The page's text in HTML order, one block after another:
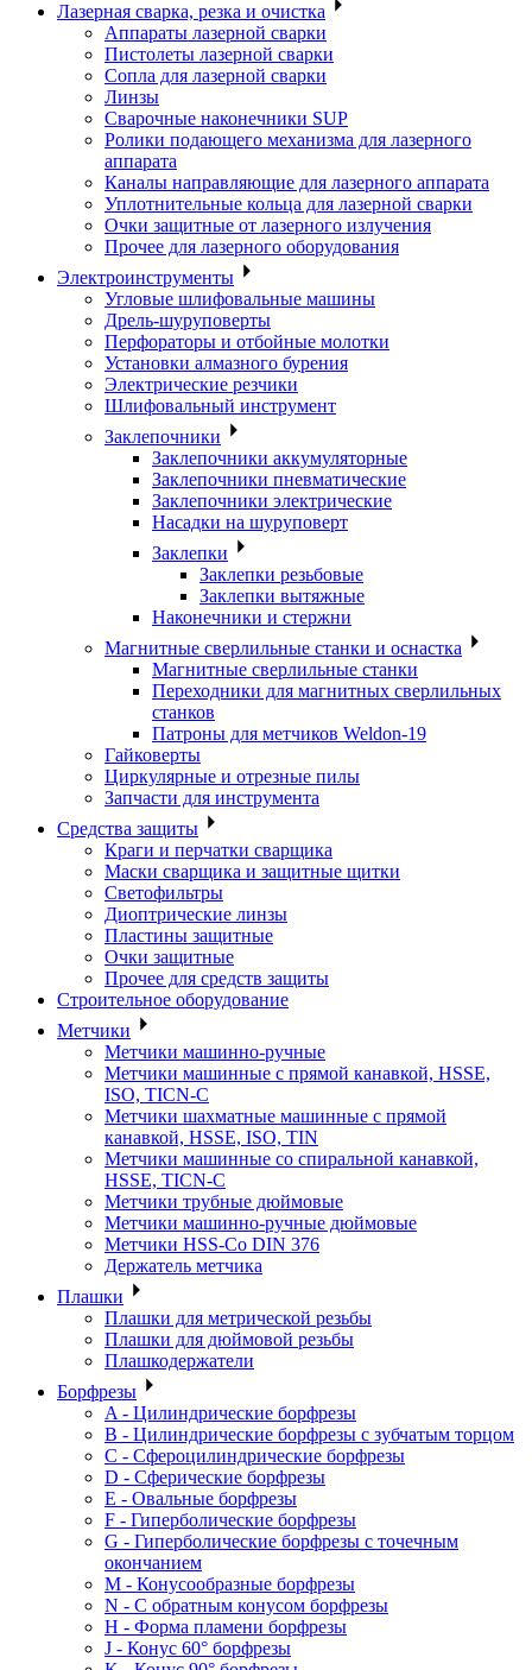
Лазерная сварка, резка и очистка
Аппараты лазерной сварки
Пистолеты лазерной сварки
Сопла для лазерной сварки
Линзы
Сварочные наконечники SUP
Ролики подающего механизма для лазерного
аппарата
Каналы направляющие для лазерного аппарата
Уплотнительные кольца для лазерной сварки
Очки защитные от лазерного излучения
Прочее для лазерного оборудования
Электроинструменты
Угловые шлифовальные машины
Дрель-шуруповерты
Перфораторы и отбойные молотки
Установки алмазного бурения
Электрические резчики
Шлифовальный инструмент
Заклепочники
Заклепочники аккумуляторные
Заклепочники пневматические
Заклепочники электрические
Насадки на шуруповерт
Заклепки
Заклепки резьбовые
Заклепки вытяжные
Наконечники и стержни
Магнитные сверлильные станки и оснастка
Магнитные сверлильные станки
Переходники для магнитных сверлильных
станков
Патроны для метчиков Weldon-19
Гайковерты
Циркулярные и отрезные пилы
Запчасти для инструмента
Средства защиты
Краги и перчатки сварщика
Маски сварщика и защитные щитки
Светофильтры
Диоптрические линзы
Пластины защитные
Очки защитные
Прочее для средств защиты
Строительное оборудование
Метчики
Метчики машинно-ручные
Метчики машинные с прямой канавкой, HSSE,
ISO, TICN-C
Метчики шахматные машинные с прямой
канавкой, HSSE, ISO, TIN
Метчики машинные со спиральной канавкой,
HSSE, TICN-C
Метчики трубные дюймовые
Метчики машинно-ручные дюймовые
Метчики HSS-Co DIN 376
Держатель метчика
Плашки
Плашки для метрической резьбы
Плашки для дюймовой резьбы
Плашкодержатели
Борфрезы
A - Цилиндрические борфрезы
B - Цилиндрические борфрезы с зубчатым торцом
C - Сфероцилиндрические борфрезы
D - Сферические борфрезы
E - Овальные борфрезы
F - Гиперболические борфрезы
G - Гиперболические борфрезы с точечным
окончанием
M - Конусообразные борфрезы
N - С обратным конусом борфрезы
H - Форма пламени борфрезы
J - Конус 60° борфрезы